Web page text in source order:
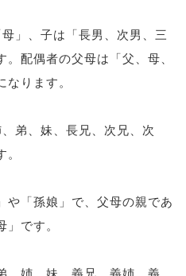
」、子は「長男、次男、三
配偶者の父母は「父、母、
ります。
弟、妹、長兄、次兄、次
や「孫娘」で、父母の親であ
です。
、姉、妹、義兄、義姉、義